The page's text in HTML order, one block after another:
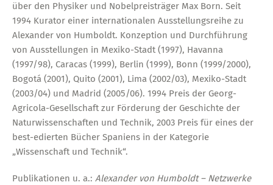
über den Physiker und Nobelpreisträger Max Born. Seit
1994 Kurator einer internationalen Ausstellungsreihe zu
Alexander von Humboldt. Konzeption und Durchführung
von Ausstellungen in Mexiko-Stadt (1997), Havanna
(1997/98), Caracas (1999), Berlin (1999), Bonn (1999/2000),
Bogotá (2001), Quito (2001), Lima (2002/03), Mexiko-Stadt
(2003/04) und Madrid (2005/06). 1994 Preis der Georg-
Agricola-Gesellschaft zur Förderung der Geschichte der
Naturwissenschaften und Technik, 2003 Preis für eines der
best-edierten Bücher Spaniens in der Kategorie
„Wissenschaft und Technik“.
Publikationen u. a.: Alexander von Humboldt – Netzwerke